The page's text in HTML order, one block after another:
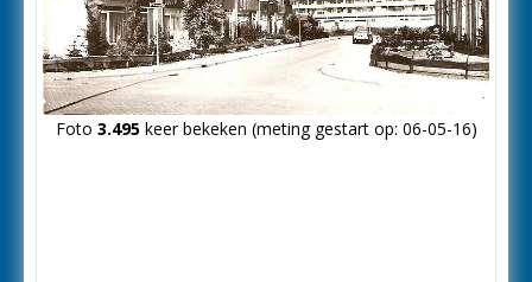
Foto 3.495keer bekeken (meting gestart op: 06-05-16)